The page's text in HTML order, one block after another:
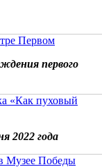
Первом
первого
«Как пуховый
2022 года
Музее Победы